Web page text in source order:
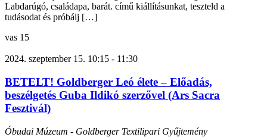
Labdarúgó, családapa, barát. című kiállításunkat, teszteld a
tudásodat és próbálj […]
vas 15
2024. szeptember 15. 10:15 - 11:30
BETELT! Goldberger Leó élete – Előadás,
beszélgetés Guba Ildikó szerzővel (Ars Sacra
Fesztivál)
Óbudai Múzeum - Goldberger Textilipari Gyűjtemény